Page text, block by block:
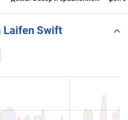
Laifen Swift